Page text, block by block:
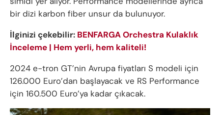
bir dizi karbon fiber unsur da bulunuyor.
İlginizi çekebilir: BENFARGA Orchestra Kulaklık
İnceleme | Hem yerli, hem kaliteli!
2024 e-tron GT’nin Avrupa fiyatları S modeli için
126.000 Euro’dan başlayacak ve RS Performance
için 160.500 Euro’ya kadar çıkacak.